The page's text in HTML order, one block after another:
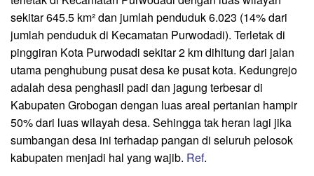
sekitar 645.5 km² dan jumlah penduduk 6.023 (14% dari
jumlah penduduk di Kecamatan Purwodadi). Terletak di
pinggiran Kota Purwodadi sekitar 2 km dihitung dari jalan
utama penghubung pusat desa ke pusat kota. Kedungrejo
adalah desa penghasil padi dan jagung terbesar di
Kabupaten Grobogan dengan luas areal pertanian hampir
50% dari luas wilayah desa. Sehingga tak heran lagi jika
sumbangan desa ini terhadap pangan di seluruh pelosok
kabupaten menjadi hal yang wajib. Ref.